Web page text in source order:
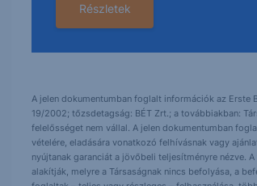
Részletek
A jelen dokumentumban foglalt információk az
19/2002; tőzsdetagság: BÉT Zrt.; a továbbiakban:
felelősséget nem vállal. A jelen dokumentumban
vételére, eladására vonatkozó felhívásnak vagy
nyújtanak garanciát a jövőbeli teljesítményre nézve.
alakítják, melyre a Társaságnak nincs befolyása, a